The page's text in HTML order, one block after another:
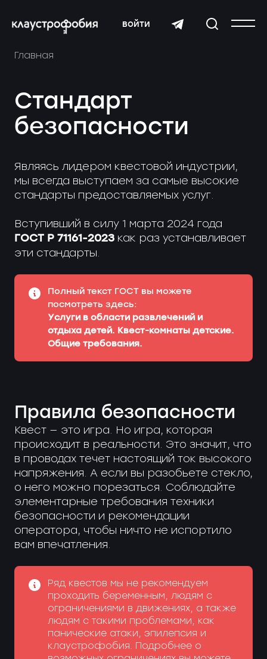
войти
Главная
Стандарт
безопасности
Являясь лидером квестовой индустрии,
мы всегда выступаем за самые высокие
стандарты предоставляемых услуг.
Вступивший в силу 1 марта 2024 года
ГОСТ Р 71161-2023как раз устанавливает
эти стандарты.
Полный текст ГОСТ вы можете
посмотреть здесь:
Услуги в области развлечений и
отдыха детей. Квест-комнаты детские.
Общие требования.
Правила безопасности
Квест — это игра. Но игра, которая
происходит в реальности. Это значит, что
в проводах течет настоящий ток высокого
напряжения. А если вы разобьете стекло,
о него можно порезаться. Соблюдайте
элементарные требования техники
безопасности и рекомендации
оператора, чтобы ничто не испортило
вам впечатления.
Ряд квестов мы не рекомендуем
проходить беременным, людям с
ограничениями в движениях, а также
людям с такими проблемами, как
панические атаки, эпилепсия и
клаустрофобия. Подробнее о